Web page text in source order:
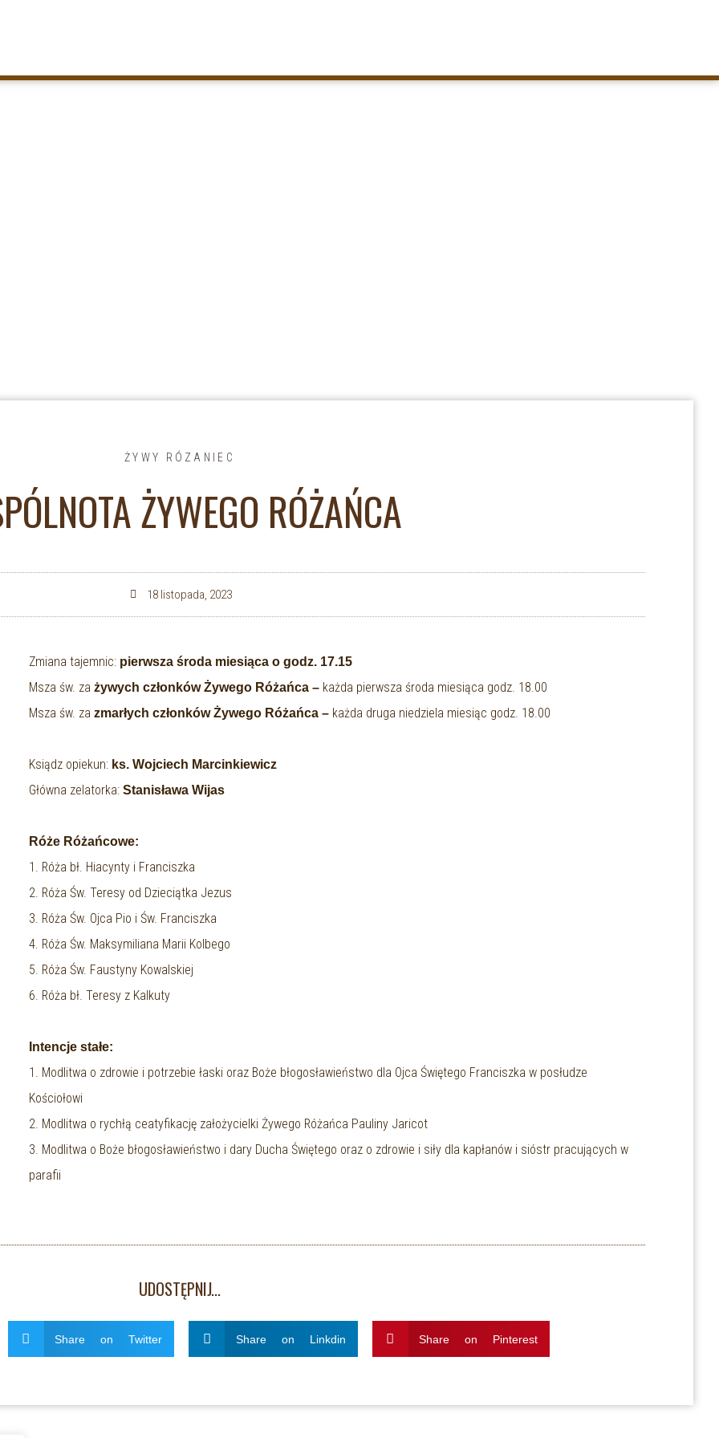
ŻYWY RÓZANIEC
ŻYWEGO RÓŻAŃCA
18 listopada, 2023
Zmiana tajemnic: pierwsza środa miesiąca o godz. 17.15
Msza św. za żywych członków Żywego Różańca – każda pierwsza środa miesiąca godz. 18.00
Msza św. za zmarłych członków Żywego Różańca – każda druga niedziela miesiąc godz. 18.00
Ksiądz opiekun: ks. Wojciech Marcinkiewicz
Główna zelatorka: Stanisława Wijas
Róże Różańcowe:
1. Róża bł. Hiacynty i Franciszka
2. Róża Św. Teresy od Dzieciątka Jezus
3. Róża Św. Ojca Pio i Św. Franciszka
4. Róża Św. Maksymiliana Marii Kolbego
5. Róża Św. Faustyny Kowalskiej
6. Róża bł. Teresy z Kalkuty
Intencje stałe:
1. Modlitwa o zdrowie i potrzebie łaski oraz Boże błogosławieństwo dla Ojca Świętego Franciszka w posłudze
Kościołowi
2. Modlitwa o rychłą ceatyfikację założycielki Żywego Różańca Pauliny Jaricot
3. Modlitwa o Boże błogosławieństwo i dary Ducha Świętego oraz o zdrowie i siły dla kapłanów i sióstr pracujących w
parafii
UDOSTĘPNIJ...
Share on Twitter Share on Linkdin Share on Pinterest